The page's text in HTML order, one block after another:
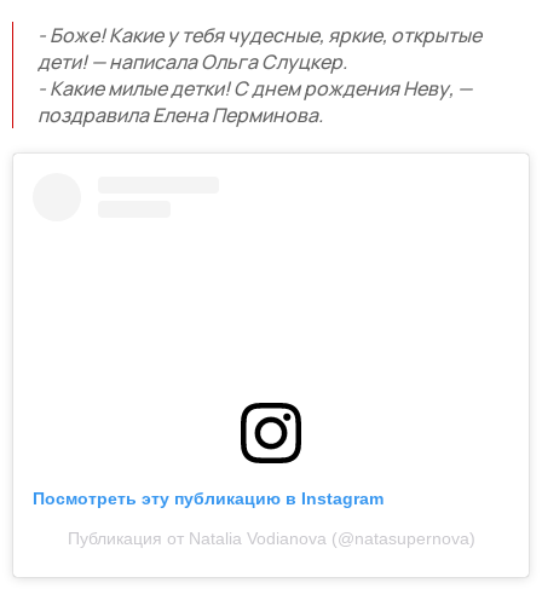
- Боже! Какие у тебя чудесные, яркие, открытые
дети! — написала Ольга Слуцкер.
- Какие милые детки! С днем рождения Неву, —
поздравила Елена Перминова.
Посмотреть эту публикацию в Instagram
Публикация от Natalia Vodianova (@natasupernova)